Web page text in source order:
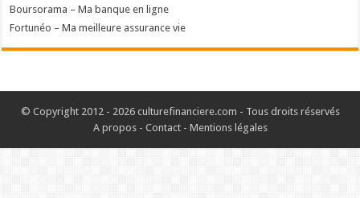
Boursorama – Ma banque en ligne
Fortunéo – Ma meilleure assurance vie
© Copyright 2012 - 2026 culturefinanciere.com - Tous droits réservés
A propos- Contact- Mentions légales